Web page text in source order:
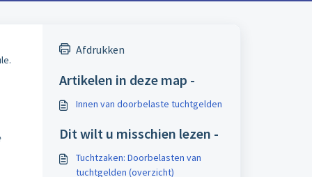
Afdrukken
Artikelen in deze map -
Innen van doorbelaste tuchtgelden
Dit wilt u misschien lezen -
Tuchtzaken: Doorbelasten van
tuchtgelden (overzicht)